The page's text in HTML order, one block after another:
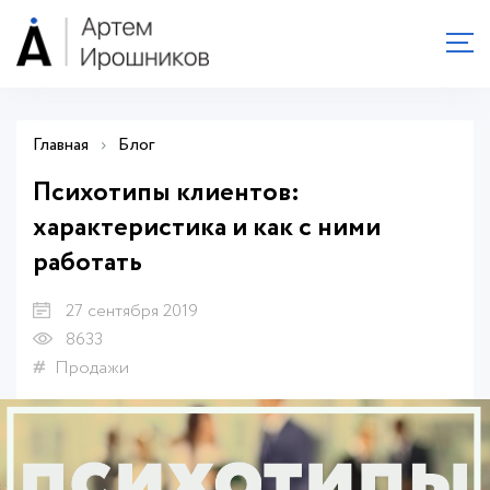
Главная › Блог
Психотипы клиентов:
характеристика и как с ними
работать
27 сентября 2019
8633
Продажи